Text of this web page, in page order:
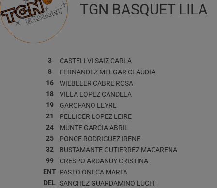
TGN BASQUET LILA
3 CASTELLVI SAIZ CARLA
8
FERNANDEZ MELGAR CLAUDIA
16
WIEBELER CABRE ROSA
18
VILLA LOPEZ CANDELA
19
GAROFANO LEYRE
21
PELLICER LOPEZ LEIRE
24
MUNTE GARCIA ABRIL
25
PONCE RODRIGUEZ IRENE
32
BUSTAMANTE GUTIERREZ MACARENA
99
CRESPO ARDANUY CRISTINA
ENT PASTO ONECA MARTA
DEL SANCHEZ GUARDAMINO LUCHI